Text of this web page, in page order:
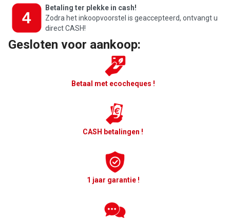
Betaling ter plekke in cash!
Zodra het inkoopvoorstel is geaccepteerd, ontvangt u
direct CASH!
Gesloten voor aankoop:
Betaal met ecocheques !
CASH betalingen !
1 jaar garantie !